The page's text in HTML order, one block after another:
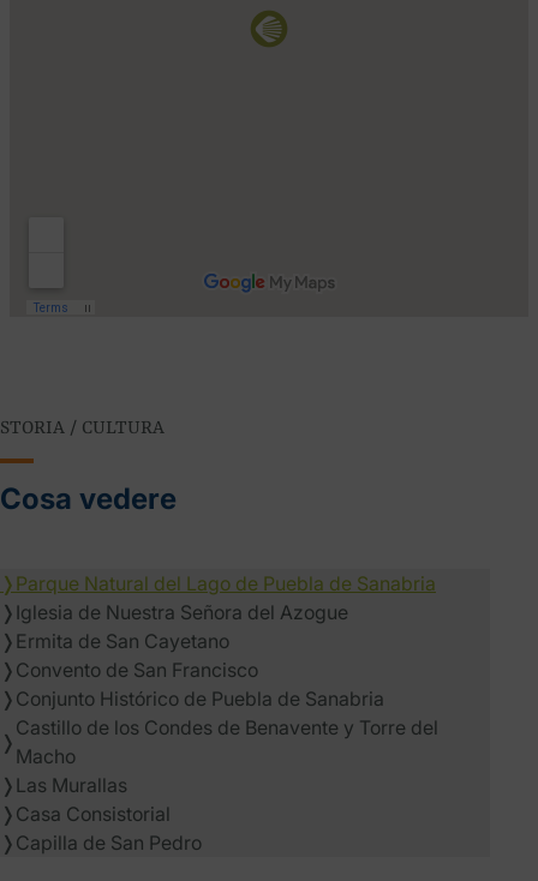
STORIA / CULTURA
Cosa vedere
❭ Parque Natural del Lago de Puebla de Sanabria
❭ Iglesia de Nuestra Señora del Azogue
❭ Ermita de San Cayetano
❭ Convento de San Francisco
❭ Conjunto Histórico de Puebla de Sanabria
❭
Castillo de los Condes de Benavente y Torre del
Macho
❭ Las Murallas
❭ Casa Consistorial
❭ Capilla de San Pedro